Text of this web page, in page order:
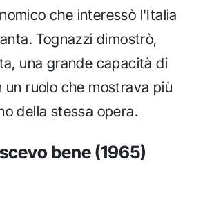
che interessò l'Italia
Tognazzi dimostrò,
una grande capacità di
ruolo che mostrava più
della stessa opera.
bene (1965)